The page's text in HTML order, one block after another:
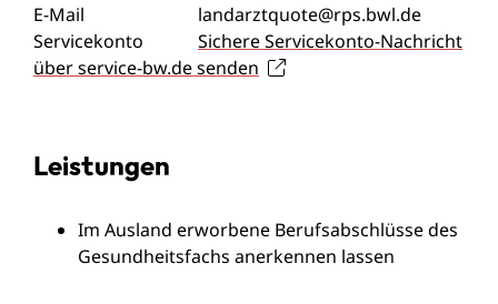
E-Mail
landarztquote@rps.bwl.de
Servicekonto
Sichere Servicekonto-Nachricht
über service-bw.de senden
Leistungen
Im Ausland erworbene Berufsabschlüsse des
Gesundheitsfachs anerkennen lassen